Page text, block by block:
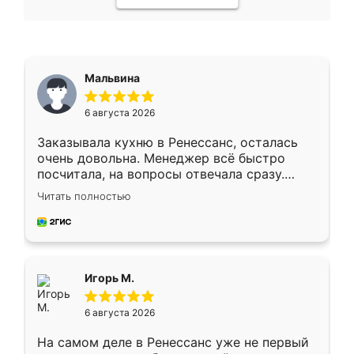
Мальвина
6 августа 2026
Заказывала кухню в Ренессанс, осталась
очень довольна. Менеджер всё быстро
посчитала, на вопросы отвечала сразу.
Замерщик приехал в субботу, подошёл к
делу со всей ответственностью. Собрали
за день, ребята работали аккуратно, даже
Читать полностью
Игорь М.
6 августа 2026
На самом деле в Ренессанс уже не первый